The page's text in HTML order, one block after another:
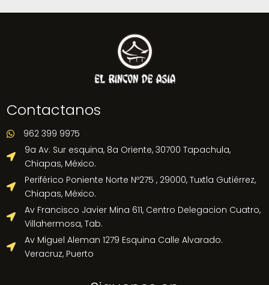
Contactanos
 962 399 9975

9a Av. Sur esquina, 8a Oriente, 30700 Tapachula,
Chiapas, México.

Periférico Poniente Norte Nº275 , 29000, Tuxtla Gutiérrez,
Chiapas, México.

Av Francisco Javier Mina 611, Centro Delegacion Cuatro,
Villahermosa, Tab.

Av Miguel Aleman 1279 Esquina Calle Alvarado.
Veracruz, Puerto